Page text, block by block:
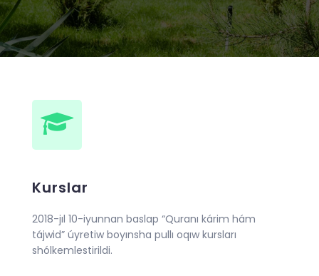
Kurslar
2018-jıl 10-iyunnan baslap “Quranı kárim hám
tájwid” úyretiw boyınsha pullı oqıw kursları
shólkemlestirildi.